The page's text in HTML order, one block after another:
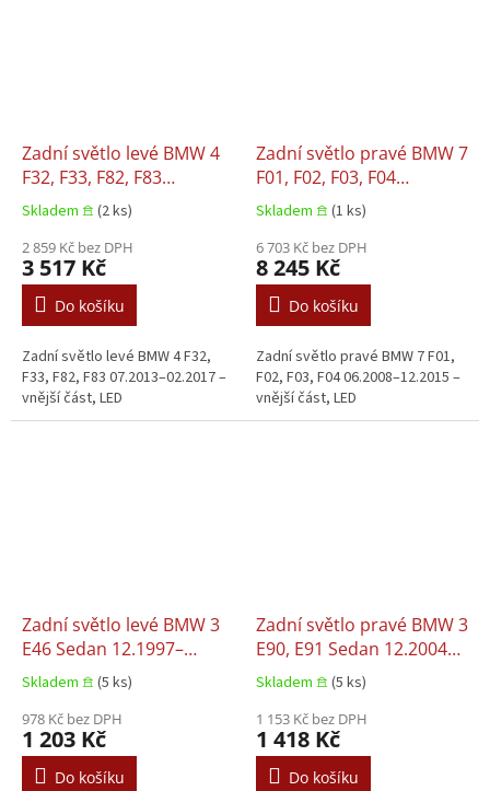
Zadní světlo levé BMW 4
F32, F33, F82, F83
07.2013–02.2017
Skladem 𖠿 (2 ks)
2 859 Kč bez DPH
3 517 Kč
Do košíku
Zadní světlo levé BMW 4 F32,
F33, F82, F83 07.2013–02.2017 –
vnější část, LED
Zadní světlo pravé BMW 7
F01, F02, F03, F04
06.2008–12.2015
Skladem 𖠿 (1 ks)
6 703 Kč bez DPH
8 245 Kč
Do košíku
Zadní světlo pravé BMW 7 F01,
F02, F03, F04 06.2008–12.2015 –
vnější část, LED
Zadní světlo levé BMW 3
E46 Sedan 12.1997–
12.2007
Skladem 𖠿 (5 ks)
978 Kč bez DPH
1 203 Kč
Do košíku
Zadní světlo pravé BMW 3
E90, E91 Sedan 12.2004–
07.2008
Skladem 𖠿 (5 ks)
1 153 Kč bez DPH
1 418 Kč
Do košíku